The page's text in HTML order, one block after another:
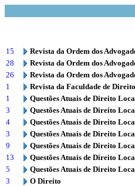
15
Revista da Ordem dos
28
Revista da Ordem dos
26
Revista da Ordem dos
1
Revista da Faculdade de
1
Questões Atuais de Direito
3
Questões Atuais de Direito
4
Questões Atuais de Direito
3
Questões Atuais de Direito
9
Questões Atuais de Direito
13
Questões Atuais de Direito
5
Questões Atuais de Direito
3
O Direito